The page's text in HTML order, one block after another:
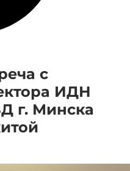
с
ИДН
г. Минска